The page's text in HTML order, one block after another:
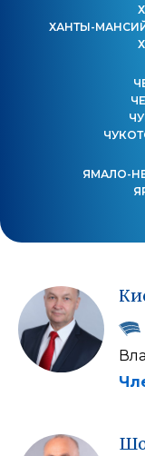
ХАНТЫ-
ЯМАЛО-